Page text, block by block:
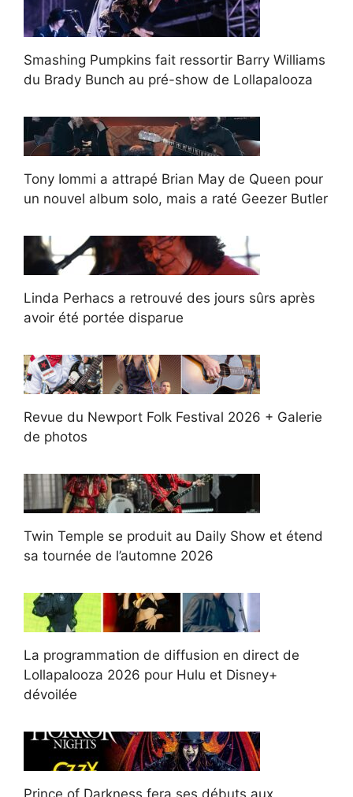
Smashing Pumpkins fait ressortir Barry Williams
du Brady Bunch au pré-show de Lollapalooza
Tony Iommi a attrapé Brian May de Queen pour
un nouvel album solo, mais a raté Geezer Butler
Linda Perhacs a retrouvé des jours sûrs après
avoir été portée disparue
Revue du Newport Folk Festival 2026 + Galerie
de photos
Twin Temple se produit au Daily Show et étend
sa tournée de l’automne 2026
La programmation de diffusion en direct de
Lollapalooza 2026 pour Hulu et Disney+
dévoilée
Prince of Darkness fera ses débuts aux